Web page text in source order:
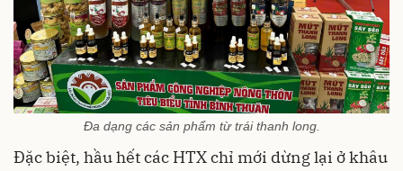
Đa dạng các sản phẩm từ trái thanh long.
Đặc biệt, hầu hết các HTX chỉ mới dừng lại ở khâu